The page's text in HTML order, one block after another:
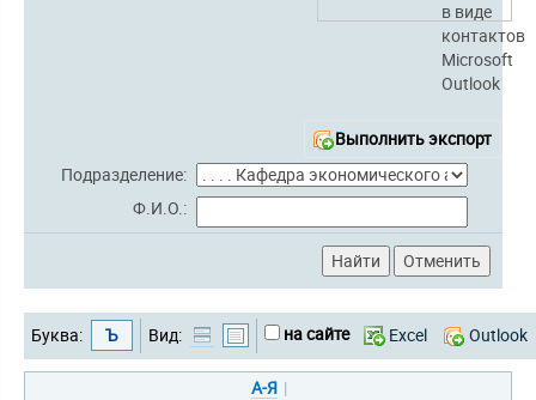
в виде
контактов
Microsoft
Outlook
Выполнить экспорт
Подразделение:
Ф.И.О.:
Буква: Ъ Вид: на сайте Excel Outlook
А-Я |